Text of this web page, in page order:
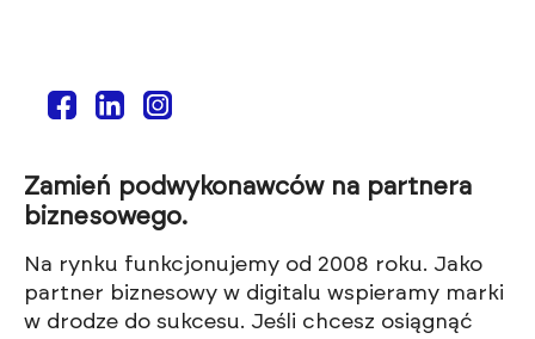
Zamień podwykonawców na partnera
biznesowego.
Na rynku funkcjonujemy od 2008 roku. Jako
partner biznesowy w digitalu wspieramy marki
w drodze do sukcesu. Jeśli chcesz osiągnąć